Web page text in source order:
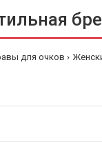
для очков